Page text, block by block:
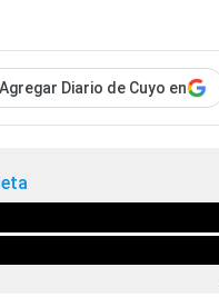
Agregar Diario de Cuyo en